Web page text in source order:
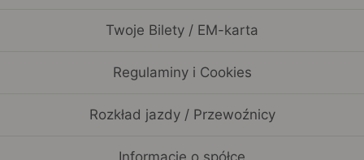
Twoje Bilety / EM-karta
Regulaminy i Cookies
Rozkład jazdy / Przewoźnicy
Informacje o spółce